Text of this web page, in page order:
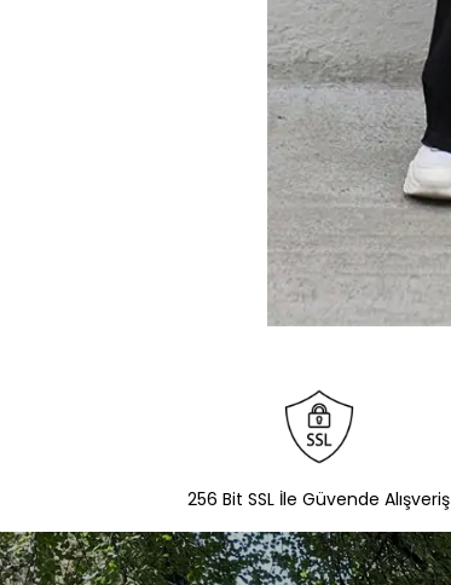
256 Bit SSL İle Güvende Alışveriş